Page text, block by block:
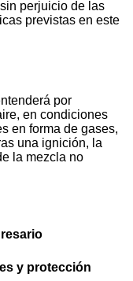
perjuicio de las
previstas en este
por
en condiciones
en forma de gases,
una ignición, la
la mezcla no
y protección